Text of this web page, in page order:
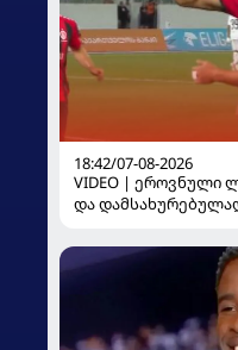
18:42/07-08-2026
VIDEO | ეროვნული
და